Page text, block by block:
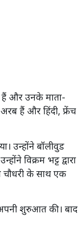
हैं और उनके माता-
अरब हैं और हिंदी, फ्रेंच
उन्होंने बॉलीवुड
विक्रम भट्ट द्वारा
चौधरी के साथ एक
शुरुआत की। बाद